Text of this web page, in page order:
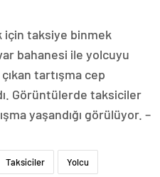
taksiye binmek
bahanesi ile yolcuyu
tartışma cep
Görüntülerde taksiciler
yaşandığı görülüyor. –
Taksiciler Yolcu